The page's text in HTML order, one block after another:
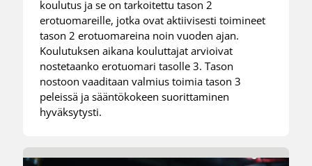
koulutus ja se on tarkoitettu tason 2
erotuomareille, jotka ovat aktiivisesti toimineet
tason 2 erotuomareina noin vuoden ajan.
Koulutuksen aikana kouluttajat arvioivat
nostetaanko erotuomari tasolle 3. Tason
nostoon vaaditaan valmius toimia tason 3
peleissä ja sääntökokeen suorittaminen
hyväksytysti.